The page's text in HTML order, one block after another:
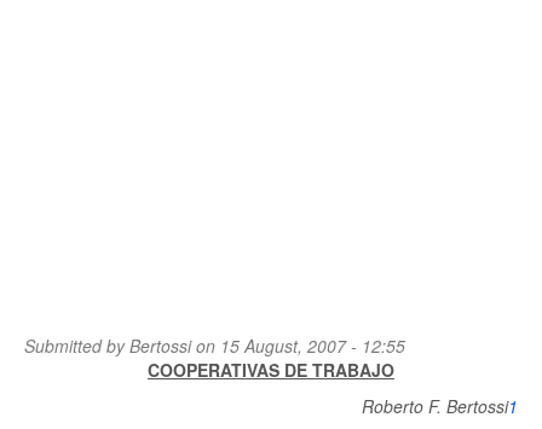
Submitted byBertossion 15 August, 2007 - 12:55
COOPERATIVAS DE TRABAJO
Roberto F. Bertossi1